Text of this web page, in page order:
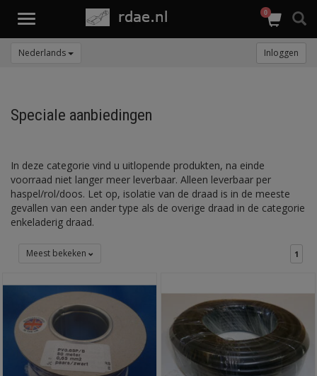
Toggle
0
Nederlands Inloggen
Speciale aanbiedingen
In deze categorie vind u uitlopende produkten, na einde
voorraad niet langer meer leverbaar. Alleen leverbaar per
haspel/rol/doos. Let op, isolatie van de draad is in de meeste
gevallen van een ander type als de overige draad in de categorie
enkeladerig draad.
Meest bekeken 1